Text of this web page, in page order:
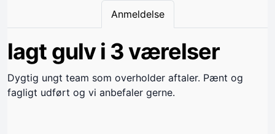
Anmeldelse
lagt gulv i 3 værelser
Dygtig ungt team som overholder aftaler. Pænt og
fagligt udført og vi anbefaler gerne.